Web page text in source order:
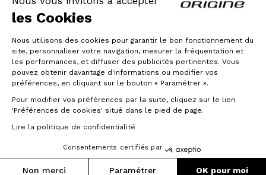
les Cookies
Nous utilisons des cookies pour garantir le bon fonctionnement du
site, personnaliser votre navigation, mesurer la fréquentation et
les performances, et diffuser des publicités pertinentes. Vous
pouvez obtenir davantage d'informations ou modifier vos
préférences, en cliquant sur le bouton « Paramétrer ».
Pour modifier vos préférences par la suite, cliquez sur le lien
'Préférences de cookies' situé dans le pied de page.
Lire la politique de confidentialité
Consentements certifiés par
Non merci Paramétrer OK pour moi
© Origine Cycles